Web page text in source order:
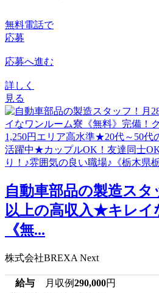
無料電話で
応募
応募へ進む
詳しく
見る
自動車部品の製造スタ
以上の高収入★キレイ
《無...
株式会社BREXA Next
給与 月収例290,000円